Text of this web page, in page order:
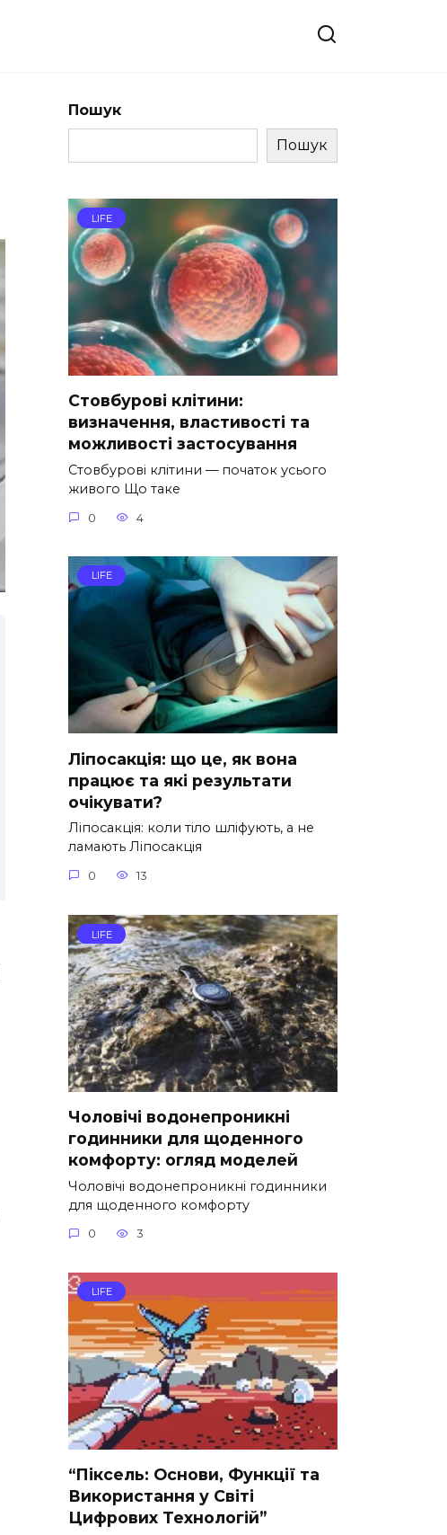
Пошук
Пошук
LIFE
Стовбурові клітини:
визначення, властивості та
можливості застосування
Стовбурові клітини — початок усього
живого Що таке
0 4
LIFE
Ліпосакція: що це, як вона
працює та які результати
очікувати?
Ліпосакція: коли тіло шліфують, а не
ламають Ліпосакція
0 13
LIFE
Чоловічі водонепроникні
годинники для щоденного
комфорту: огляд моделей
Чоловічі водонепроникні годинники
для щоденного комфорту
0 3
LIFE
“Піксель: Основи, Функції та
Використання у Світі
Цифрових Технологій”